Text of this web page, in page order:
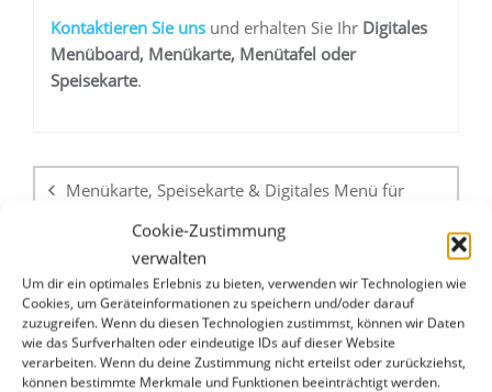
Cookie-Zustimmung
verwalten
Um dir ein optimales Erlebnis zu bieten, verwenden wir Technologien wie
Cookies, um Geräteinformationen zu speichern und/oder darauf
zuzugreifen. Wenn du diesen Technologien zustimmst, können wir Daten
wie das Surfverhalten oder eindeutige IDs auf dieser Website
verarbeiten. Wenn du deine Zustimmung nicht erteilst oder zurückziehst,
können bestimmte Merkmale und Funktionen beeinträchtigt werden.
Kontaktieren Sie uns und erhalten Sie Ihr Digitales
Menüboard, Menükarte, Menütafel oder
Speisekarte.
Menükarte, Speisekarte & Digitales Menü für
Menükarte, Speisekarte & Digitales Menü für
Restaurants in Kasse günstig erstellen lassen